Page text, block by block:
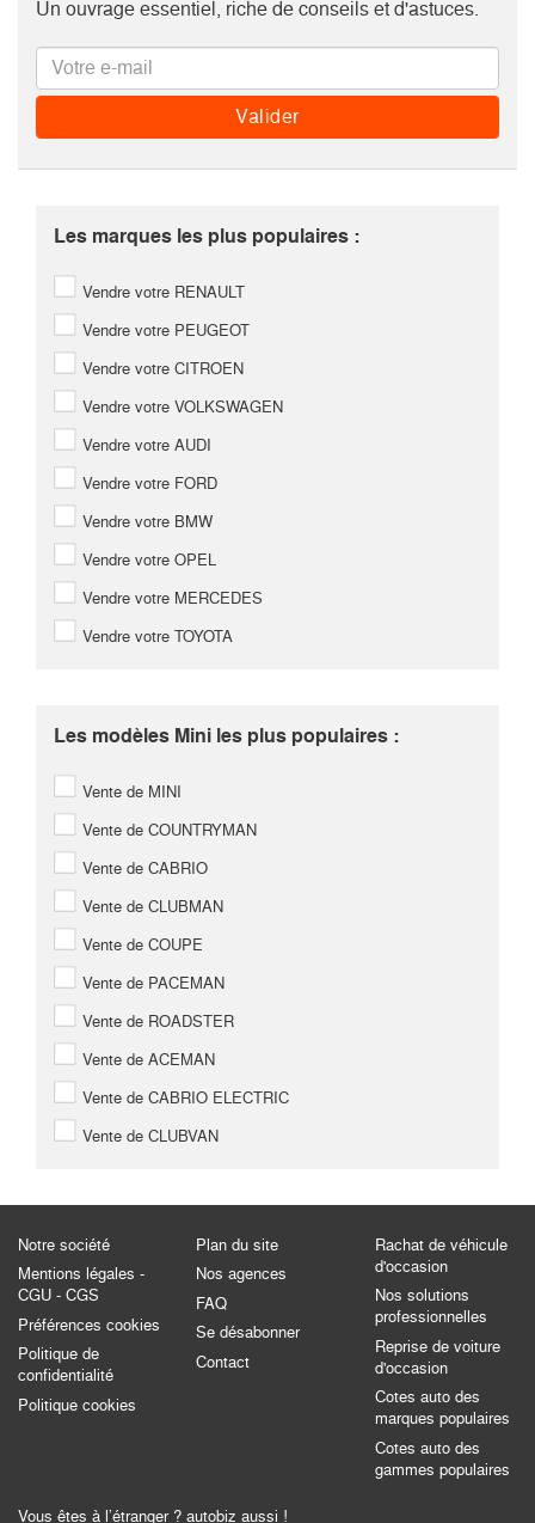
Un ouvrage essentiel, riche de conseils et d'astuces.
Les marques les plus populaires :
Vendre votre RENAULT
Vendre votre PEUGEOT
Vendre votre CITROEN
Vendre votre VOLKSWAGEN
Vendre votre AUDI
Vendre votre FORD
Vendre votre BMW
Vendre votre OPEL
Vendre votre MERCEDES
Vendre votre TOYOTA
Les modèles Mini les plus populaires :
Vente de MINI
Vente de COUNTRYMAN
Vente de CABRIO
Vente de CLUBMAN
Vente de COUPE
Vente de PACEMAN
Vente de ROADSTER
Vente de ACEMAN
Vente de CABRIO ELECTRIC
Vente de CLUBVAN
Notre société
Mentions légales -
CGU - CGS
Préférences cookies
Politique de
confidentialité
Politique cookies
Plan du site
Nos agences
FAQ
Se désabonner
Contact
Rachat de véhicule
d'occasion
Nos solutions
professionnelles
Reprise de voiture
d'occasion
Cotes auto des
marques populaires
Cotes auto des
gammes populaires
Vous êtes à l’étranger ? autobiz aussi !